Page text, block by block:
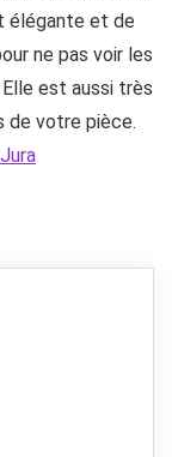
élégante et de
ne pas voir les
est aussi très
de votre pièce.